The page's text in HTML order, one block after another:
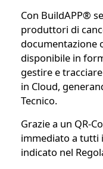
Con BuildAPP®
produttori di
documentazione
disponibile in
gestire e
in Cloud,
Tecnico.
Grazie a un QR-
immediato a tutti
indicato nel